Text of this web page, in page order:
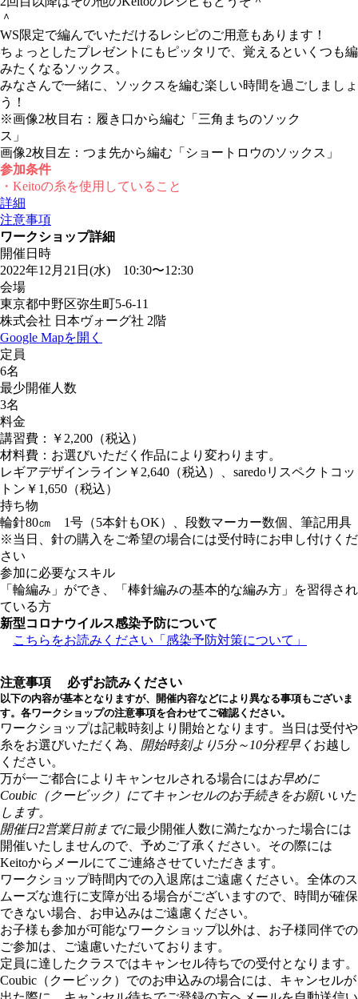
WS限定で編んでいただけるレシピのご用意もあります！
ちょっとしたプレゼントにもピッタリで、覚えるといくつも編
みたくなるソックス。
みなさんで一緒に、ソックスを編む楽しい時間を過ごしましょ
う！
※画像2枚目右：履き口から編む「三角まちのソック
画像2枚目左：つま先から編む「ショートロウのソックス」
参加条件
・Keitoの糸を使用していること
詳細
注意事項
ワークショップ詳細
開催日時
2022年12月21日(水) 10:30〜12:30
会場
東京都中野区弥生町5-6-11
株式会社 日本ヴォーグ社 2階
Google Mapを開く
定員
6名
最少開催人数
3名
料金
講習費：￥2,200（税込）
材料費：お選びいただく作品により変わります。
レギアデザインライン￥2,640（税込）、saredoリスペクトコッ
トン￥1,650（税込）
持ち物
輪針80㎝ 1号（5本針もOK）、段数マーカー数個、筆記用具
※当日、針の購入をご希望の場合には受付時にお申し付けくだ
さい
参加に必要なスキル
「輪編み」ができ、「棒針編みの基本的な編み方」を習得され
ている方
新型コロナウイルス感染予防について
こちらをお読みください「感染予防対策について」
注意事項 必ずお読みください
以下の内容が基本となりますが、開催内容などにより異なる事項もございま
す。各ワークショップの注意事項を合わせてご確認ください。
ワークショップは記載時刻より開始となります。当日は受付や
糸をお選びいただく為、 開始時刻より5分～10分程早く お越し
ください。
万が一ご都合によりキャンセルされる場合にはお早めに
Coubic（クービック）にてキャンセルのお手続きをお願いいた
します。
開催日2営業日前までに最少開催人数に満たなかった場合には
開催いたしませんので、予めご了承ください。その際には
Keitoからメールにてご連絡させていただきます。
ワークショップ時間内での入退席はご遠慮ください。全体のス
ムーズな進行に支障が出る場合がございますので、時間が確保
できない場合、お申込みはご遠慮ください。
お子様も参加が可能なワークショップ以外は、お子様同伴での
ご参加は、ご遠慮いただいております。
定員に達したクラスではキャンセル待ちでの受付となります。
Coubic（クービック）でのお申込みの場合には、キャンセルが